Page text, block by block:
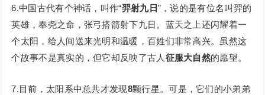
6.中国古代有个神话，叫作“羿射九日”，说的是有位名叫羿的
英雄，奉尧之命，张弓搭箭射下九日。蓝天之上还闪耀着一
个太阳，给人间送来光明和温暖，百姓们非常高兴。虽然这
个故事不是真实的，但它却反映了古人 征服大自然的愿望。
7.目前，太阳系中总共才发现8颗行星。可是，它们的小弟弟